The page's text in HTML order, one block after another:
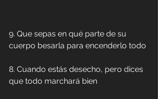
9. Que sepas en qué parte de su
cuerpo besarla para encenderlo todo
8. Cuando estás desecho, pero dices
que todo marchará bien